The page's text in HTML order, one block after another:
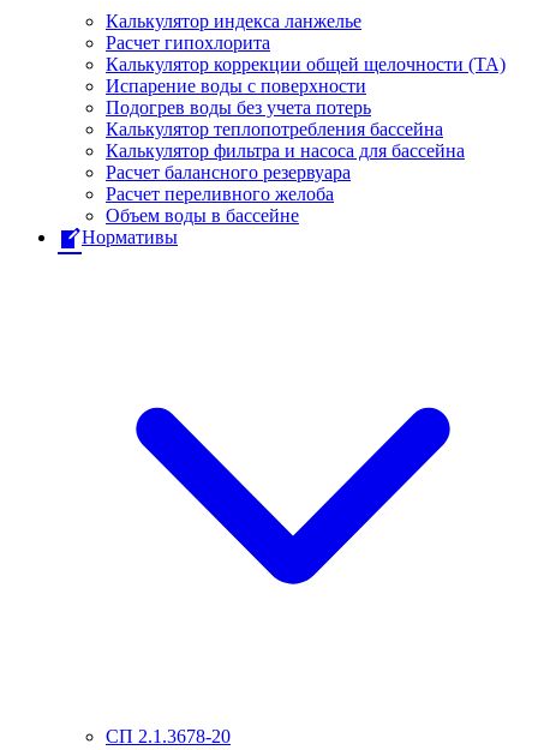
Калькулятор индекса ланжелье
Расчет гипохлорита
Калькулятор коррекции общей щелочности (TA)
Испарение воды с поверхности
Подогрев воды без учета потерь
Калькулятор теплопотребления бассейна
Калькулятор фильтра и насоса для бассейна
Расчет балансного резервуара
Расчет переливного желоба
Объем воды в бассейне
Нормативы
СП 2.1.3678-20